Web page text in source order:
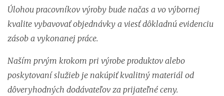
Úlohou pracovníkov výroby bude načas a vo výbornej
kvalite vybavovať objednávky a viesť dôkladnú evidenciu
zásob a vykonanej práce.
Naším prvým krokom pri výrobe produktov alebo
poskytovaní služieb je nakúpiť kvalitný materiál od
dôveryhodných dodávateľov za prijateľné ceny.